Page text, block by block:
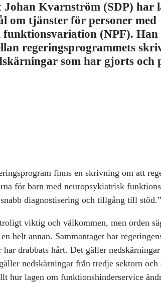
Johan Kvarnström (SDP) har
om tjänster för personer med
(NPF). Han
regeringsprogrammets
som har gjorts och
finns en skrivning om att
för barn med neuropsykiatrisk
diagnostisering och tillgång till stöd.”
viktig och välkommen, men orden
helt annan. Sammantaget har
har drabbats hårt. Det gäller
nedskärningar från tredje sektorn
hur lagen om funktionshinderservice